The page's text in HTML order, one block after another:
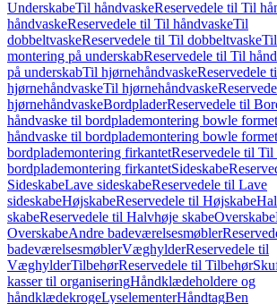
UnderskabeTil håndvaskeReservedele til Til
håndvaskeReservedele til Til håndvaskeTil
dobbeltvaskeReservedele til Til dobbeltvaske
montering på underskabReservedele til Til
på underskabTil hjørnehåndvaskeReservedele
hjørnehåndvaskeTil hjørnehåndvaske
hjørnehåndvaskeBordpladerReservedele til
håndvaske til bordplademontering bowle formet
håndvaske til bordplademontering bowle formet
bordplademontering firkantetReservedele til Til
bordplademontering firkantetSideskabe
SideskabeLave sideskabeReservedele til Lave
sideskabeHøjskabeReservedele til Højskabe
skabeReservedele til Halvhøje skabeOverskabe
OverskabeAndre badeværelsesmøbler
badeværelsesmøblerVæghylderReservedele til
VæghylderTilbehørReservedele til Tilbehør
kasser til organiseringHåndklædeholdere og
håndklædekrogeLyselementerHåndtagBen